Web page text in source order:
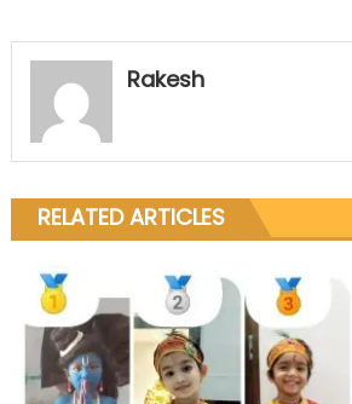
Rakesh
RELATED ARTICLES